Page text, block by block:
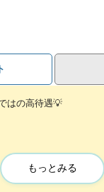
はの高待遇💡
環境がそろっています🙌
もっとみる